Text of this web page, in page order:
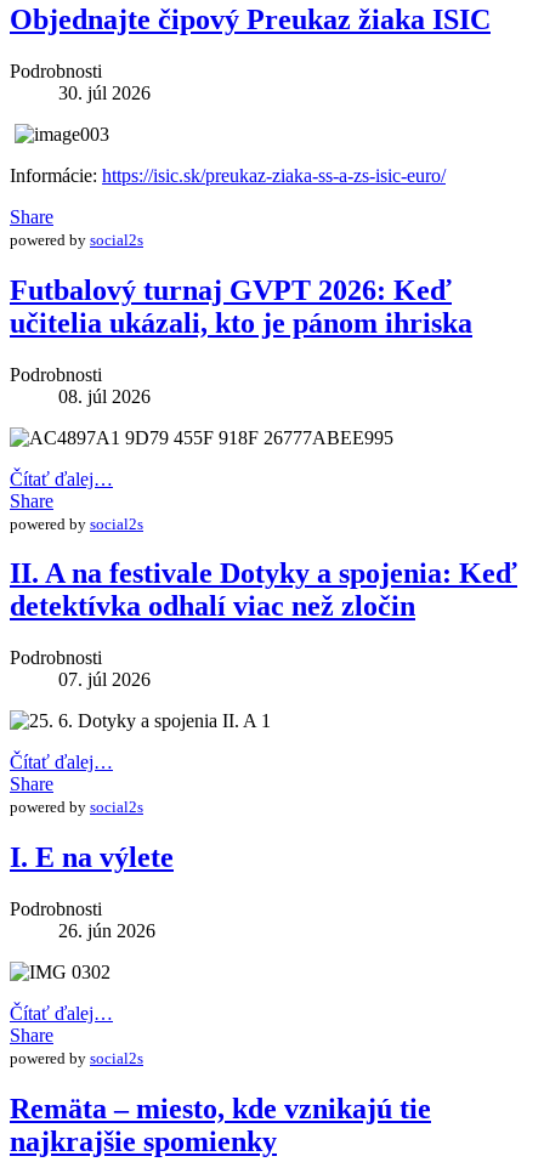
Objednajte čipový Preukaz žiaka ISIC
Podrobnosti
30. júl 2026
Informácie: https://isic.sk/preukaz-ziaka-ss-a-zs-isic-euro/
Share
powered by social2s
Futbalový turnaj GVPT 2026: Keď
učitelia ukázali, kto je pánom ihriska
Podrobnosti
08. júl 2026
Čítať ďalej…
Share
powered by social2s
II. A na festivale Dotyky a spojenia: Keď
detektívka odhalí viac než zločin
Podrobnosti
07. júl 2026
Čítať ďalej…
Share
powered by social2s
I. E na výlete
Podrobnosti
26. jún 2026
Čítať ďalej…
Share
powered by social2s
Remäta – miesto, kde vznikajú tie
najkrajšie spomienky